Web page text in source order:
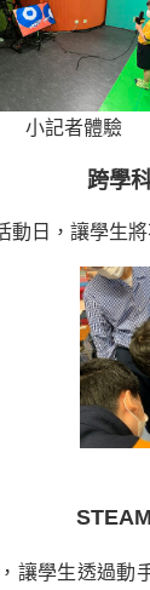
小記者體驗
跨學
動日，讓學生
讓學生透過